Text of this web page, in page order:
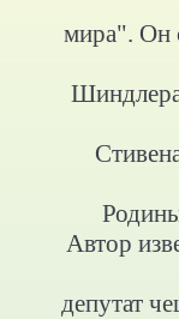
мира". Он
Автор
депутат